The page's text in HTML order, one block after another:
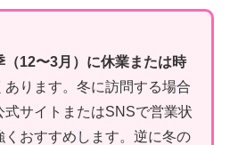
（12〜3月）に休業または時
あります。冬に訪問する場合
式サイトまたはSNSで営業状
おすすめします。逆に冬の